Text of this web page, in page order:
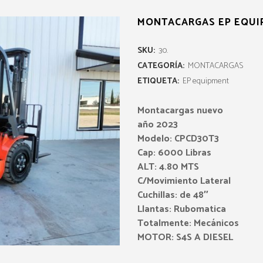
MONTACARGAS EP
SKU: 30.
CATEGORÍA: MONTACARGAS
ETIQUETA: EP equipment
Montacargas nuevo
año 2023
Modelo: CPCD30T3
Cap: 6000 Libras
ALT: 4.80 MTS
C/Movimiento Lateral
Cuchillas: de 48″
Llantas: Rubomatica
Totalmente: Mecánicos
MOTOR: S4S A DIESEL